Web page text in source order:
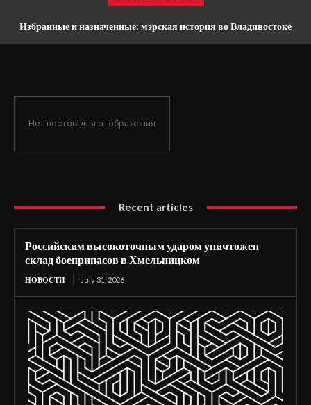
Избранные и назначенные: мэрская история во Владивостоке
Нет постов для отображения
Recent articles
Российским высокоточным ударом уничтожен
склад боеприпасов в Хмельницком
НОВОСТИ July 31, 2026